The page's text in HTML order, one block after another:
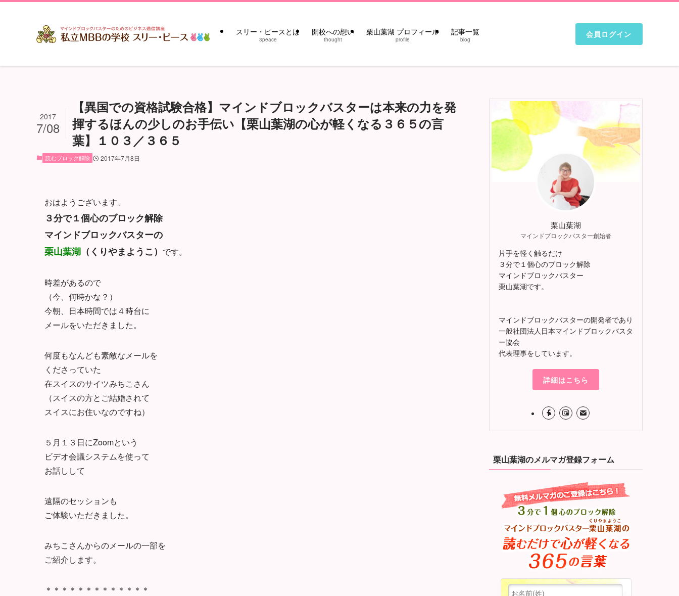
スリー・ピースとは
3peace
開校への想い
thought
栗山葉湖 プロフィール
profile
記事一覧
blog
会員ログイン
【異国での資格試験合格】マインドブロックバスターは本来の力を発
揮するほんの少しのお手伝い【栗山葉湖の心が軽くなる３６５の言
葉】１０３／３６５
2017
7/08
読むブロック解除 2017年7月8日
おはようございます、
３分で１個心のブロック解除
マインドブロックバスターの
栗山葉湖 （くりやまようこ） です。
時差があるので
（今、何時かな？）
今朝、日本時間では４時台に
メールをいただきました。
何度もなんども素敵なメールを
くださっていた
在スイスのサイツみちこさん
（スイスの方とご結婚されて
スイスにお住いなのですね）
５月１３日にZoomという
ビデオ会議システムを使って
お話しして
遠隔のセッションも
ご体験いただきました。
みちこさんからのメールの一部を
ご紹介します。
＊＊＊＊＊＊＊＊＊＊＊＊＊
栗山葉湖
マインドブロックバスター創始者
片手を軽く触るだけ
３分で１個心のブロック解除
マインドブロックバスター
栗山葉湖です。
マインドブロックバスターの開発者であり
一般社団法人日本マインドブロックバスタ
ー協会
代表理事をしています。
詳細はこちら
栗山葉湖のメルマガ登録フォーム